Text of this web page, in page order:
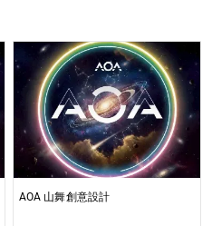
AOA 山舞創意設計